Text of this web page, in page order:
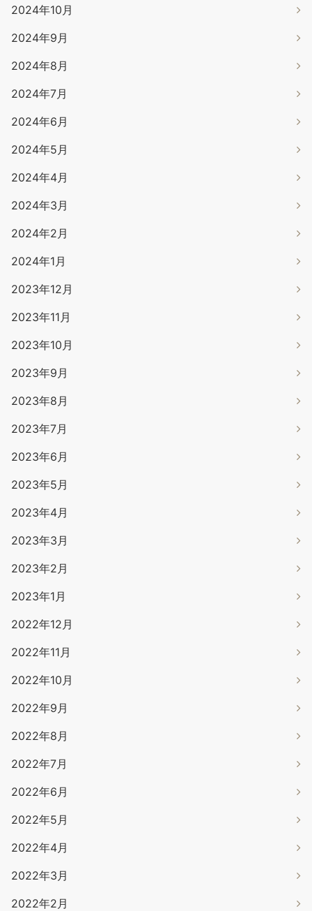
2024年10月
2024年9月
2024年8月
2024年7月
2024年6月
2024年5月
2024年4月
2024年3月
2024年2月
2024年1月
2023年12月
2023年11月
2023年10月
2023年9月
2023年8月
2023年7月
2023年6月
2023年5月
2023年4月
2023年3月
2023年2月
2023年1月
2022年12月
2022年11月
2022年10月
2022年9月
2022年8月
2022年7月
2022年6月
2022年5月
2022年4月
2022年3月
2022年2月